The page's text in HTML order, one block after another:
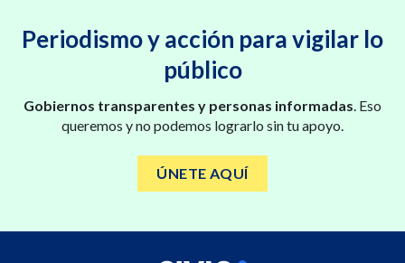
Periodismo y acción para vigilar lo
público
Gobiernos transparentes y personas informadas. Eso
queremos y no podemos lograrlo sin tu apoyo.
ÚNETE AQUÍ